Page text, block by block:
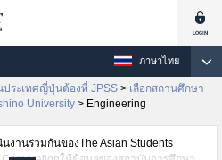
ภาษาไทย
ระเทศญี่ปุ่นต้องที่ JPSS > เลือกสถานศึกษา
University > Engineering
งานร่วมกันของThe Asian Students